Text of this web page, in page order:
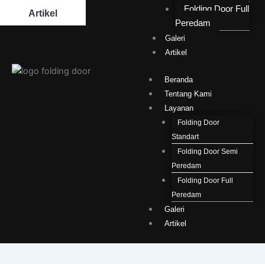
Artikel
Folding Door Full
Peredam
Galeri
Artikel
Beranda
Tentang Kami
Layanan
Folding Door
Standart
Folding Door Semi
Peredam
Folding Door Full
Peredam
Galeri
Artikel